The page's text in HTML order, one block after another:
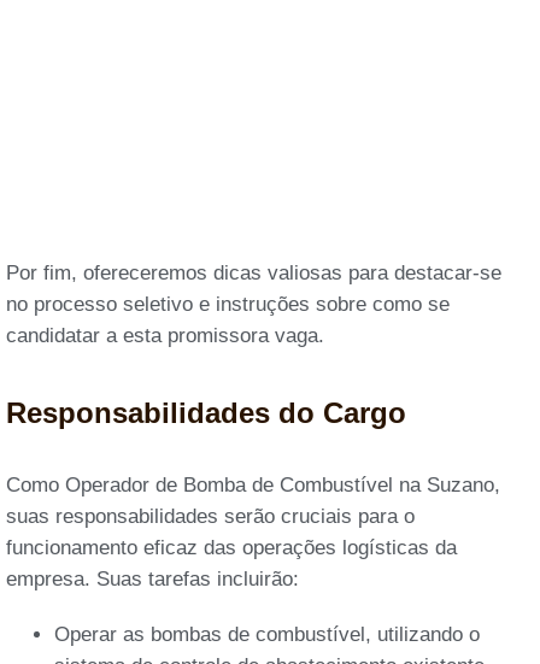
Por fim, ofereceremos dicas valiosas para destacar-se
no processo seletivo e instruções sobre como se
candidatar a esta promissora vaga.
Responsabilidades do Cargo
Como Operador de Bomba de Combustível na Suzano,
suas responsabilidades serão cruciais para o
funcionamento eficaz das operações logísticas da
empresa. Suas tarefas incluirão:
Operar as bombas de combustível, utilizando o